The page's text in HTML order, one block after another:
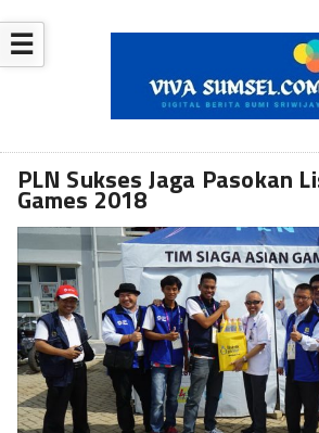
☰
PLN Sukses Jaga Pasokan
Games 2018